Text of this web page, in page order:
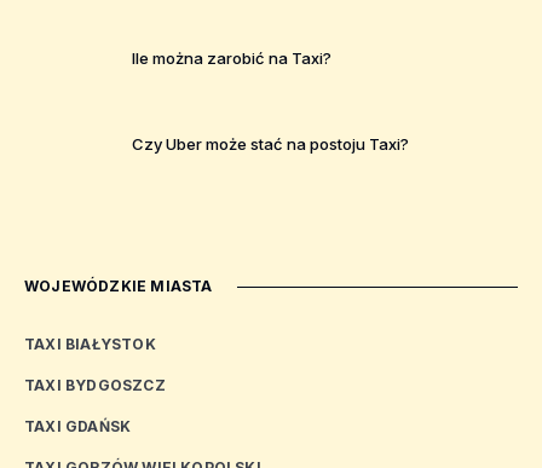
Ile można zarobić na Taxi?
Czy Uber może stać na postoju Taxi?
WOJEWÓDZKIE MIASTA
TAXI BIAŁYSTOK
TAXI BYDGOSZCZ
TAXI GDAŃSK